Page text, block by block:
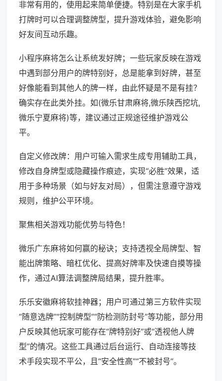
非常有用的，使用起来简单便捷。特别是在大家手机
打牌时可以合理调整牌型，提升游戏体验，避免影响
好友间互动乐趣。
小程序麻将怎么让系统发好牌；一些玩家反映在游戏
中遇到部分用户的牌特别好，总是能拿到好牌，甚至
好像能看到其他人的牌一样，由此怀疑是不是有挂？
确实存在此类外挂。如(微乐甘肃麻将,微乐陕西挖坑,
微乐宁夏麻将)等，建议通过正规途径维护游戏公
平。
自定义修改牌：用户可输入需求生成专用辅助工具，
修改自身牌型或隐藏操作痕迹，实现“必胜”效果，适
用于多种场景（如与好友对局），但需注意遵守游戏
规则，维护公平环境。
聚焦相关游戏功能优势与特色！
微乐广东麻将如何赢的秘诀；支持透视全局牌型、智
能出牌策略、暗杠优化、提高好牌率及快速自摸等操
作，通过AI算法调整牌局结果，提升胜率。
乐乐安徽麻将软挂神器；用户可通过第三方软件实现
“随意选牌”“控制牌型”“防检测防封号”等功能，部分用
户反映其他玩家可能存在“牌特别好”或“透视他人牌
型”的情况。这些工具通过后台运行、自动连接等技
术手段实现不平公，且“安全性高”“不被封号”。